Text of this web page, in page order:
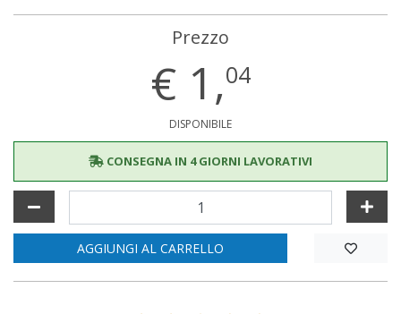
Prezzo
€ 1,04
DISPONIBILE
CONSEGNA IN 4 GIORNI LAVORATIVI
AGGIUNGI AL CARRELLO